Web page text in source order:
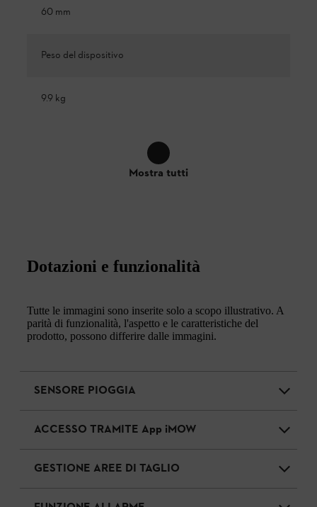
60 mm
Peso del dispositivo
9.9 kg
Mostra tutti
Dotazioni e funzionalità
Tutte le immagini sono inserite solo a scopo illustrativo. A
parità di funzionalità, l'aspetto e le caratteristiche del
prodotto, possono differire dalle immagini.
SENSORE PIOGGIA
ACCESSO TRAMITE App iMOW
GESTIONE AREE DI TAGLIO